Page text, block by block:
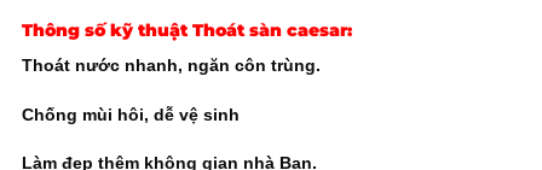
Thông số kỹ thuậtThoát sàn caesar:
Thoát nước nhanh, ngăn côn trùng.
Chống mùi hôi, dễ vệ sinh
Làm đẹp thêm không gian nhà Bạn.